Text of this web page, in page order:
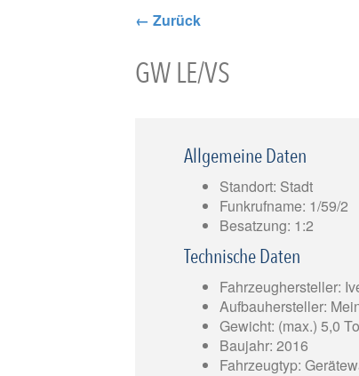
← Zurück
GW LE/VS
Allgemeine Daten
Standort: Stadt
Funkrufname: 1/59/2
Besatzung: 1:2
Technische Daten
Fahrzeughersteller:
Aufbauhersteller:
Gewicht: (max.) 5,0
Baujahr: 2016
Fahrzeugtyp: